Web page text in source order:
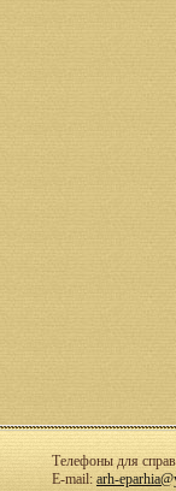
Телефоны для
E-mail: arh-